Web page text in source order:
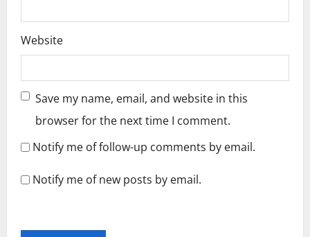
Website
Save my name, email, and website in this
browser for the next time I comment.
Notify me of follow-up comments by email.
Notify me of new posts by email.